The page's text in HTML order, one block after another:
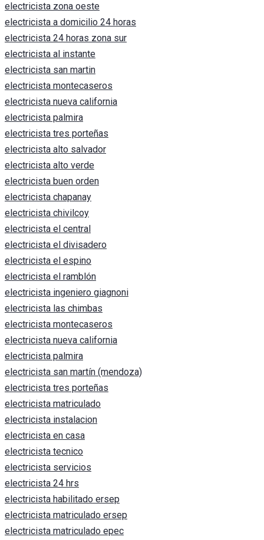
electricista zona oeste
electricista a domicilio 24 horas
electricista 24 horas zona sur
electricista al instante
electricista san martin
electricista montecaseros
electricista nueva california
electricista palmira
electricista tres porteñas
electricista alto salvador
electricista alto verde
electricista buen orden
electricista chapanay
electricista chivilcoy
electricista el central
electricista el divisadero
electricista el espino
electricista el ramblón
electricista ingeniero giagnoni
electricista las chimbas
electricista montecaseros
electricista nueva california
electricista palmira
electricista san martín (mendoza)
electricista tres porteñas
electricista matriculado
electricista instalacion
electricista en casa
electricista tecnico
electricista servicios
electricista 24 hrs
electricista habilitado ersep
electricista matriculado ersep
electricista matriculado epec